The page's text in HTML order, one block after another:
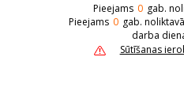
Pieejams 0 gab.
Pieejams 0 gab.
darba
Sūtīšanas